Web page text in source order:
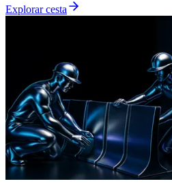
Explorar cesta